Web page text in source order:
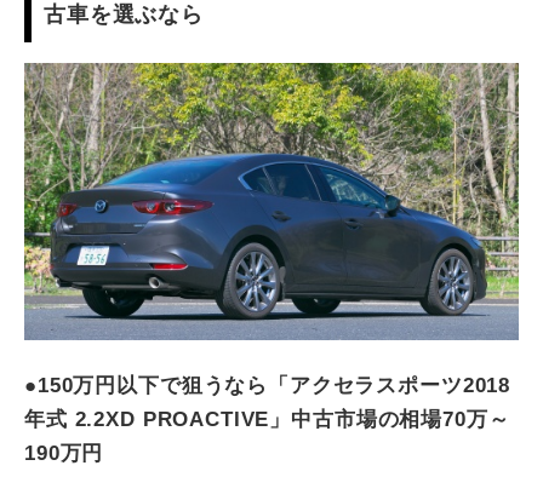
古車を選ぶなら
●150万円以下で狙うなら「アクセラスポーツ2018
年式 2.2XD PROACTIVE」中古市場の相場70万～
190万円